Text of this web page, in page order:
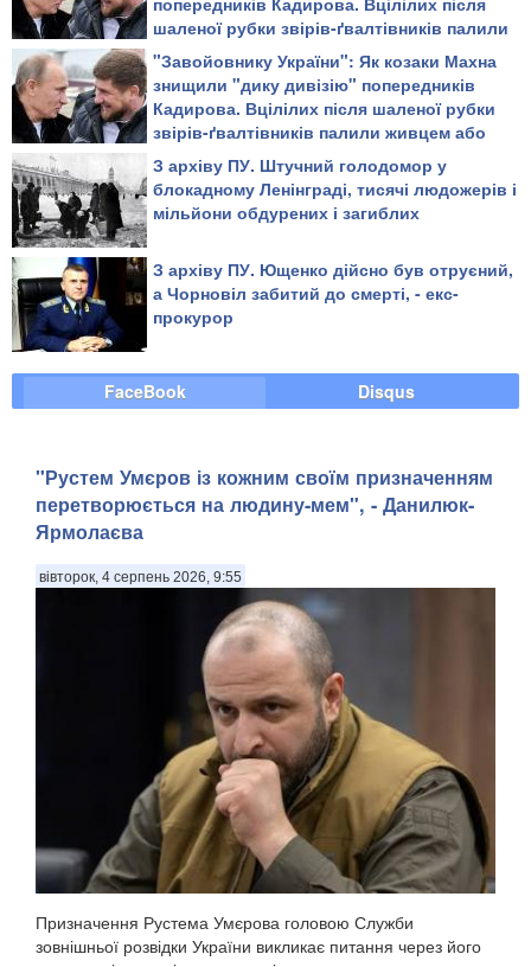
шаленої рубки звірів-ґвалтівників палили
живцем або повільно рубали на дрібні
шматки
"Завойовнику України": Як козаки Махна
знищили "дику дивізію" попередників
Кадирова. Вцілілих після шаленої рубки
звірів-ґвалтівників палили живцем або
повільно рубали на дрібні шматки
З архіву ПУ. Штучний голодомор у
блокадному Ленінграді, тисячі людожерів і
мільйони обдурених і загиблих
З архіву ПУ. Ющенко дійсно був отруєний,
а Чорновіл забитий до смерті, - екс-
прокурор
FaceBook Disqus
"Рустем Умєров із кожним своїм призначенням
перетворюється на людину-мем", - Данилюк-
Ярмолаєва
вівторок, 4 серпень 2026, 9:55
Призначення Рустема Умєрова головою Служби
зовнішньої розвідки України викликає питання через його